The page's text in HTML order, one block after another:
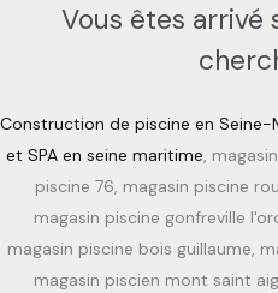
Vous êtes arrivé
Construction de piscine en Seine-
et SPA en seine maritime,
piscine 76, magasin piscine
magasin piscine gonfreville
magasin piscine bois guillaume,
magasin piscien mont saint